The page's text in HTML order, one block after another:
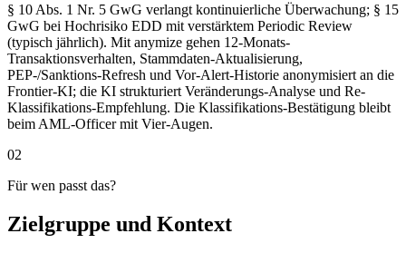
§ 10 Abs. 1 Nr. 5 GwG verlangt kontinuierliche Überwachung; § 15
GwG bei Hochrisiko EDD mit verstärktem Periodic Review
(typisch jährlich). Mit anymize gehen 12-Monats-
Transaktionsverhalten, Stammdaten-Aktualisierung,
PEP-/Sanktions-Refresh und Vor-Alert-Historie anonymisiert an die
Frontier-KI; die KI strukturiert Veränderungs-Analyse und Re-
Klassifikations-Empfehlung. Die Klassifikations-Bestätigung bleibt
beim AML-Officer mit Vier-Augen.
02
Für wen passt das?
Zielgruppe und Kontext